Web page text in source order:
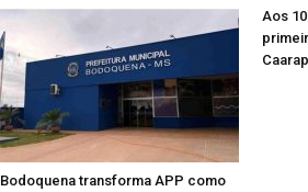
Bodoquena transforma APP como
Aos